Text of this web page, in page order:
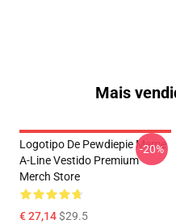
Mais
Logotipo De Pewdiepie Meme
A-Line Vestido Premium
Merch Store
€ 27,14$29.5
-20%